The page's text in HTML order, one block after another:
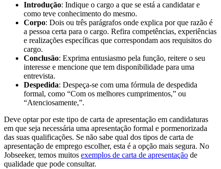
Introdução: Indique o cargo a que se está a candidatar e
como teve conhecimento do mesmo.
Corpo: Dois ou três parágrafos onde explica por que razão é
a pessoa certa para o cargo. Refira competências, experiências
e realizações específicas que correspondam aos requisitos do
cargo.
Conclusão: Exprima entusiasmo pela função, reitere o seu
interesse e mencione que tem disponibilidade para uma
entrevista.
Despedida: Despeça-se com uma fórmula de despedida
formal, como “Com os melhores cumprimentos,” ou
“Atenciosamente,”.
Deve optar por este tipo de carta de apresentação em candidaturas
em que seja necessária uma apresentação formal e pormenorizada
das suas qualificações. Se não sabe qual dos tipos de carta de
apresentação de emprego escolher, esta é a opção mais segura. No
Jobseeker, temos muitos exemplos de carta de apresentação de
qualidade que pode consultar.